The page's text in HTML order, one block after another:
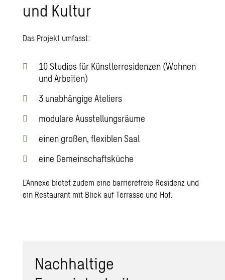
und Kultur
Das Projekt umfasst:
10 Studios für Künstlerresidenzen (Wohnen
und Arbeiten)
3 unabhängige Ateliers
modulare Ausstellungsräume
einen großen, flexiblen Saal
eine Gemeinschaftsküche
L’Annexe bietet zudem eine barrierefreie Residenz und
ein Restaurant mit Blick auf Terrasse und Hof.
Nachhaltige